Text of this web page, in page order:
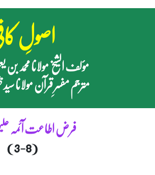
اصولِ
مؤلف الشیخ مولانا محمد
مترجم مفسرِ قرآن مولانا
فرض اطاعت آئمہ
(3-8)